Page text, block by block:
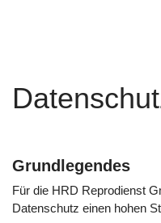
Grundlegendes
Für die HRD Reprodienst
Datenschutz einen hohen